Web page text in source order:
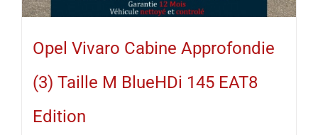
Opel Vivaro Cabine Approfondie
(3) Taille M BlueHDi 145 EAT8
Edition